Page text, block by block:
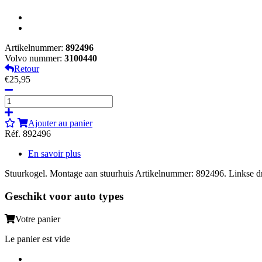
Artikelnummer: 892496
Volvo nummer: 3100440
Retour
€25,95
Ajouter au panier
Réf. 892496
En savoir plus
Stuurkogel. Montage aan stuurhuis Artikelnummer: 892496. Linkse
Geschikt voor auto types
Votre panier
Le panier est vide